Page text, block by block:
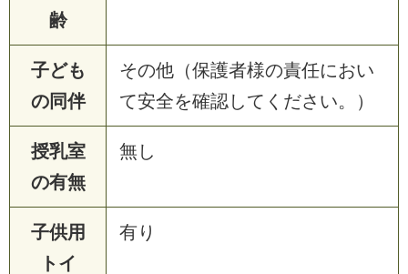
齢
子ども
の同伴
その他（保護者様の責任におい
て安全を確認してください。）
授乳室
の有無
無し
子供用
トイ
有り